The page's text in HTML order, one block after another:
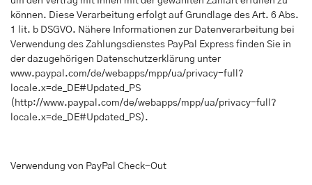
können. Diese Verarbeitung erfolgt auf Grundlage des Art. 6 Abs.
1 lit. b DSGVO. Nähere Informationen zur Datenverarbeitung bei
Verwendung des Zahlungsdienstes PayPal Express finden Sie in
der dazugehörigen Datenschutzerklärung unter
www.paypal.com/de/webapps/mpp/ua/privacy-full?
locale.x=de_DE#Updated_PS
( http://www.paypal.com/de/webapps/mpp/ua/privacy-full?
locale.x=de_DE#Updated_PS).
Verwendung von PayPal Check-Out